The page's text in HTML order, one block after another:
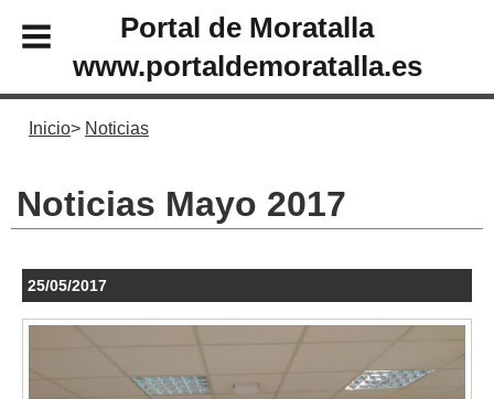
Portal de Moratalla
www.portaldemoratalla.es
Inicio Noticias
Noticias Mayo 2017
25/05/2017